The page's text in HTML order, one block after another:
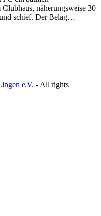
Clubhaus, näherungsweise 30
schief. Der Belag…
e.V. - All rights